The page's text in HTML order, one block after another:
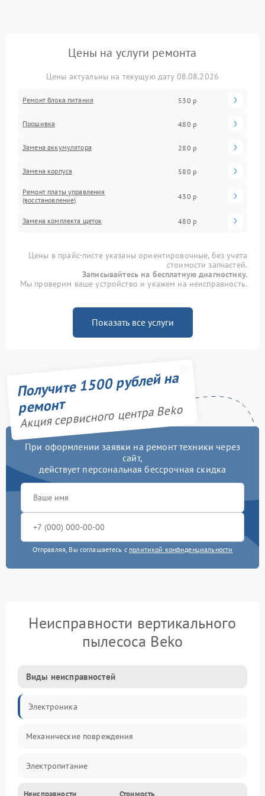
Цены на услуги ремонта
Цены актуальны на текущую дату 08.08.2026
Ремонт блока питания 530 р
Прошивка 480 р
Замена аккумулятора 280 р
Замена корпуса 580 р
Ремонт платы управления
(восстановление)
430 р
Замена комплекта щеток 480 р
Цены в прайс-листе указаны ориентировочные, без учета
стоимости запчастей.
Записывайтесь на бесплатную диагностику.
Мы проверим ваше устройство и укажем на неисправность.
Показать все услуги
Получите 1500 рублей на
ремонт
Акция сервисного центра Beko
При оформлении заявки на ремонт техники через
сайт,
действует персональная бессрочная скидка
Отправляя, Вы соглашаетесь с политикой конфиденциальности
Неисправности вертикального
пылесоса Beko
Виды неисправностей
Электроника
Механические повреждения
Электропитание